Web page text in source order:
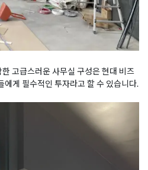
고급스러운 사무실 구성은 현대 비즈
에게 필수적인 투자라고 할 수 있습니다.